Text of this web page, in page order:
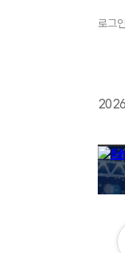
로그인